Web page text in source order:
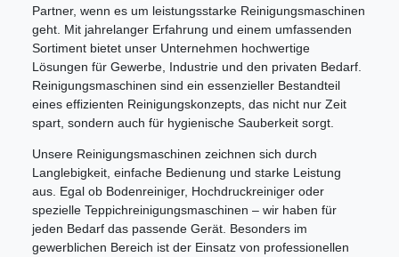
Partner, wenn es um leistungsstarke Reinigungsmaschinen
geht. Mit jahrelanger Erfahrung und einem umfassenden
Sortiment bietet unser Unternehmen hochwertige
Lösungen für Gewerbe, Industrie und den privaten Bedarf.
Reinigungsmaschinen sind ein essenzieller Bestandteil
eines effizienten Reinigungskonzepts, das nicht nur Zeit
spart, sondern auch für hygienische Sauberkeit sorgt.
Unsere Reinigungsmaschinen zeichnen sich durch
Langlebigkeit, einfache Bedienung und starke Leistung
aus. Egal ob Bodenreiniger, Hochdruckreiniger oder
spezielle Teppichreinigungsmaschinen – wir haben für
jeden Bedarf das passende Gerät. Besonders im
gewerblichen Bereich ist der Einsatz von professionellen